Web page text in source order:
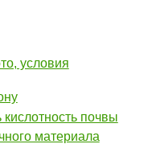
условия
почвы
материала